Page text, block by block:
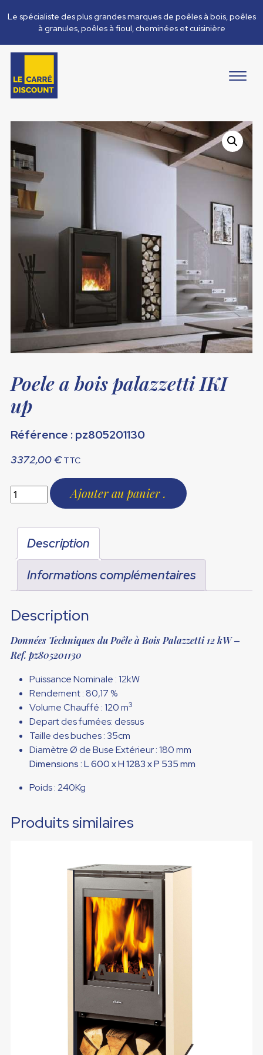
Le spécialiste des plus grandes marques de poêles à bois, poêles
à granules, poêles à fioul, cheminées et cuisinière
Poele a bois palazzetti IKI
up
Référence : pz805201130
3372,00€ TTC
Ajouter au panier
Description
Informations complémentaires
Description
Données Techniques du Poêle à Bois Palazzetti 12 kW –
Ref. pz805201130
Puissance Nominale : 12kW
Rendement : 80,17 %
Volume Chauffé : 120 m3
Depart des fumées: dessus
Taille des buches : 35cm
Diamètre Ø de Buse Extérieur :180 mm
Dimensions :L 600 x H 1283 x P 535 mm
Poids : 240Kg
Produits similaires